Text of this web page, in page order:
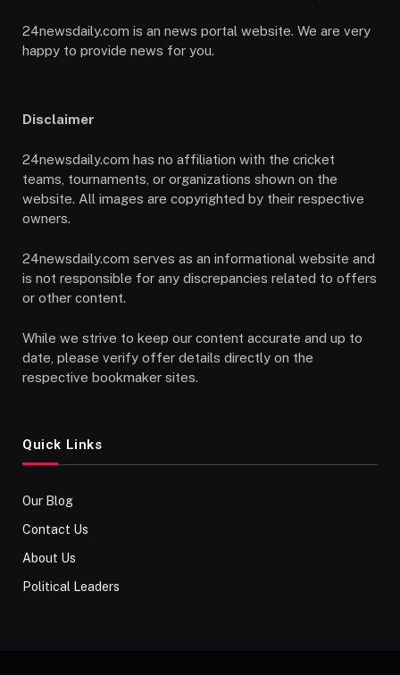
24newsdaily.com is an news portal website. We are very
happy to provide news for you.
Disclaimer
24newsdaily.com has no affiliation with the cricket
teams, tournaments, or organizations shown on the
website. All images are copyrighted by their respective
owners.
24newsdaily.com serves as an informational website and
is not responsible for any discrepancies related to offers
or other content.
While we strive to keep our content accurate and up to
date, please verify offer details directly on the
respective bookmaker sites.
Quick Links
Our Blog
Contact Us
About Us
Political Leaders